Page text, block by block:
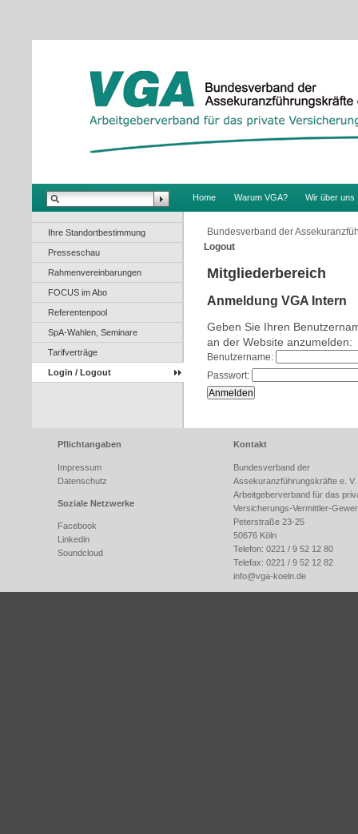
Home Warum VGA? Wir über uns
Ihre Standortbestimmung
Presseschau
Rahmenvereinbarungen
FOCUS im Abo
Referentenpool
SpA-Wahlen, Seminare
Tarifverträge
Login / Logout
Bundesverband der
Logout
Mitgliederbereich
Anmeldung VGA Intern
Geben Sie Ihren
an der Website anzumelden:
Benutzername:
Passwort:
Pflichtangaben
Impressum
Datenschutz
Soziale Netzwerke
Facebook
Linkedin
Soundcloud
Kontakt
Bundesverband der
Assekuranzführungskräfte e. V.
Arbeitgeberverband für das
Versicherungs-Vermittler-
Peterstraße 23-25
50676 Köln
Telefon: 0221 / 9 52 12 80
Telefax: 0221 / 9 52 12 82
info@vga-koeln.de